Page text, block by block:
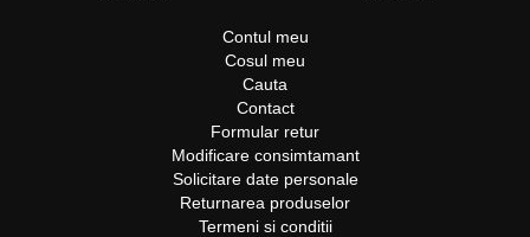
Contul meu
Cosul meu
Cauta
Contact
Formular retur
Modificare consimtamant
Solicitare date personale
Returnarea produselor
Termeni si conditii